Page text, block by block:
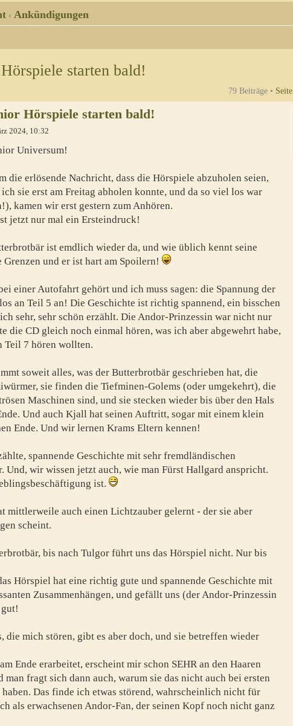
‹ Ankündigungen
starten bald!
79 Beiträge • Seite
Hörspiele starten bald!
2024, 10:32
Universum!
die erlösende Nachricht, dass die Hörspiele abzuholen seien,
sie erst am Freitag abholen konnte, und da so viel los war
kamen wir erst gestern zum Anhören.
jetzt nur mal ein Ersteindruck!
ist emdlich wieder da, und wie üblich kennt seine
und er ist hart am Spoilern!
einer Autofahrt gehört und ich muss sagen: die Spannung der
an Teil 5 an! Die Geschichte ist richtig spannend, ein bisschen
sehr, sehr schön erzählt. Die Andor-Prinzessin war nicht nur
die CD gleich noch einmal hören, was ich aber abgewehrt habe,
Teil 7 hören wollten.
soweit alles, was der Butterbrotbär geschrieben hat, die
sie finden die Tiefminen-Golems (oder umgekehrt), die
Maschinen sind, und sie stecken wieder bis über den Hals
Und auch Kjall hat seinen Auftritt, sogar mit einem klein
Ende. Und wir lernen Krams Eltern kennen!
spannende Geschichte mit sehr fremdländischen
Und, wir wissen jetzt auch, wie man Fürst Hallgard anspricht.
ist.
mittlerweile auch einen Lichtzauber gelernt - der sie aber
scheint.
bis nach Tulgor führt uns das Hörspiel nicht. Nur bis
Hörspiel hat eine richtig gute und spannende Geschichte mit
Zusammenhängen, und gefällt uns (der Andor-Prinzessin
die mich stören, gibt es aber doch, und sie betreffen wieder
Ende erarbeitet, erscheint mir schon SEHR an den Haaren
man fragt sich dann auch, warum sie das nicht auch bei ersten
haben. Das finde ich etwas störend, wahrscheinlich nicht für
als erwachsenen Andor-Fan, der seinen Kopf noch nicht ganz